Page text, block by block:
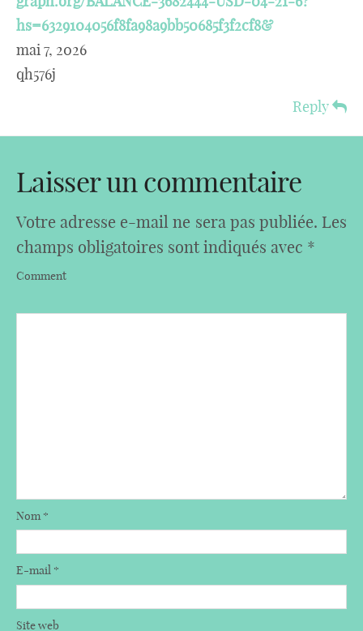
hs=6329104056f8fa98a9bb50685f3f2cf8&
mai 7, 2026
qh576j
Reply
Laisser un commentaire
Votre adresse e-mail ne sera pas publiée. Les
champs obligatoires sont indiqués avec *
Comment
Nom *
E-mail *
Site web